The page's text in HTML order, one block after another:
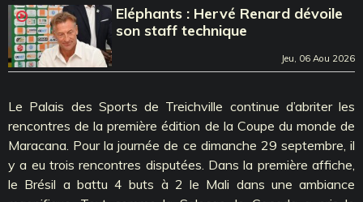
Eléphants : Hervé Renard dévoile
son staff technique
Jeu, 06 Aou 2026
Le Palais des Sports de Treichville continue d’abriter les
rencontres de la première édition de la Coupe du monde de
Maracana. Pour la journée de ce dimanche 29 septembre, il
y a eu trois rencontres disputées. Dans la première affiche,
le Brésil a battu 4 buts à 2 le Mali dans une ambiance